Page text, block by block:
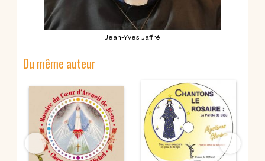
Jean-Yves Jaffré
Du même auteur